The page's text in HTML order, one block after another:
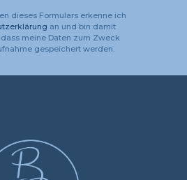
dieses Formulars erkenne ich
an und bin damit
meine Daten zum Zweck
gespeichert werden.